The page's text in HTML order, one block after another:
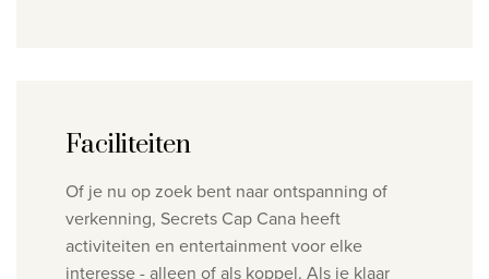
Faciliteiten
Of je nu op zoek bent naar ontspanning of
verkenning, Secrets Cap Cana heeft
activiteiten en entertainment voor elke
interesse - alleen of als koppel. Als je klaar